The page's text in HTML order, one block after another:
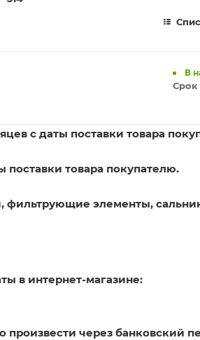
В
Срок
с даты поставки товара
поставки товара покупателю.
фильтрующие элементы,
в интернет-магазине:
произвести через банковский